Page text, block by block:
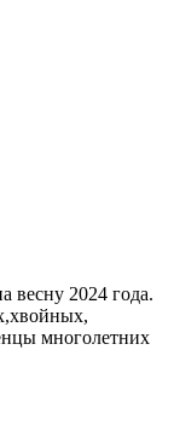
весну 2024 года.
многолетних